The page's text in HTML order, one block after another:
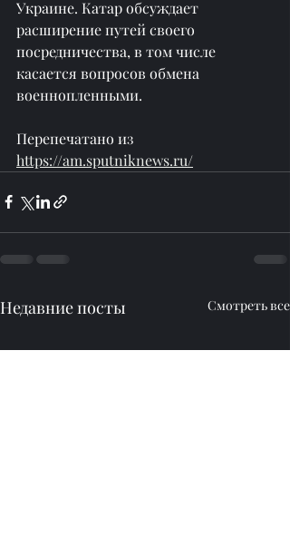
Украине. Катар обсуждает
расширение путей своего
посредничества, в том числе
касается вопросов обмена
военнопленными.
Перепечатано из
https://am.sputniknews.ru/
Недавние посты Смотреть все